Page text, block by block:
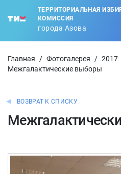
ТЕРРИТОРИАЛЬНАЯ
КОМИССИЯ
города Азова
Главная / Фотогалерея / 2017
Межгалактические выборы
ВОЗВРАТ К СПИСКУ